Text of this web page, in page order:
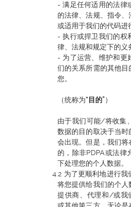
- 满足任何适用的法律
的法律、法规、指令
或适用于我们的代码进
- 执行或捍卫我们的权
律、法规和规定下的
- 为了运营、维护和更
们的关系所需的其他
您。
（统称为“目的”）
由于我们可能/将收集
数据的目的取决于当
会出现。但是，我们将
的，除非PDPA或法律
下处理您的个人数据。
为了更顺利地进行我
将您提供给我们的个
提供商、代理和/或我